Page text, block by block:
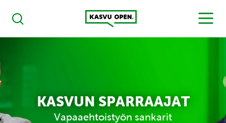
Haku
Kasvu Open
MENU
KASVUN SPARRAAJAT
Vapaaehtoistyön sankarit